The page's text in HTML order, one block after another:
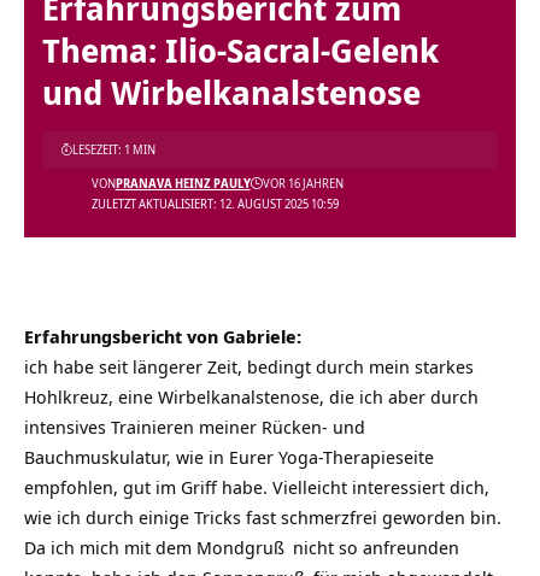
Thema: Ilio-Sacral-Gelenk
und Wirbelkanalstenose
ZULETZT AKTUALISIERT: 12. AUGUST 2025 10:59
VONPRANAVA HEINZ PAULY VOR 16 JAHREN
LESEZEIT: 1 MIN
Erfahrungsbericht von Gabriele:
ich habe seit längerer Zeit, bedingt durch mein starkes
Hohlkreuz, eine Wirbelkanalstenose, die ich aber durch
intensives Trainieren meiner Rücken- und
Bauchmuskulatur, wie in Eurer Yoga-Therapieseite
empfohlen, gut im Griff habe. Vielleicht interessiert dich,
wie ich durch einige Tricks fast schmerzfrei geworden bin.
Da ich mich mit dem Mondgruß nicht so anfreunden